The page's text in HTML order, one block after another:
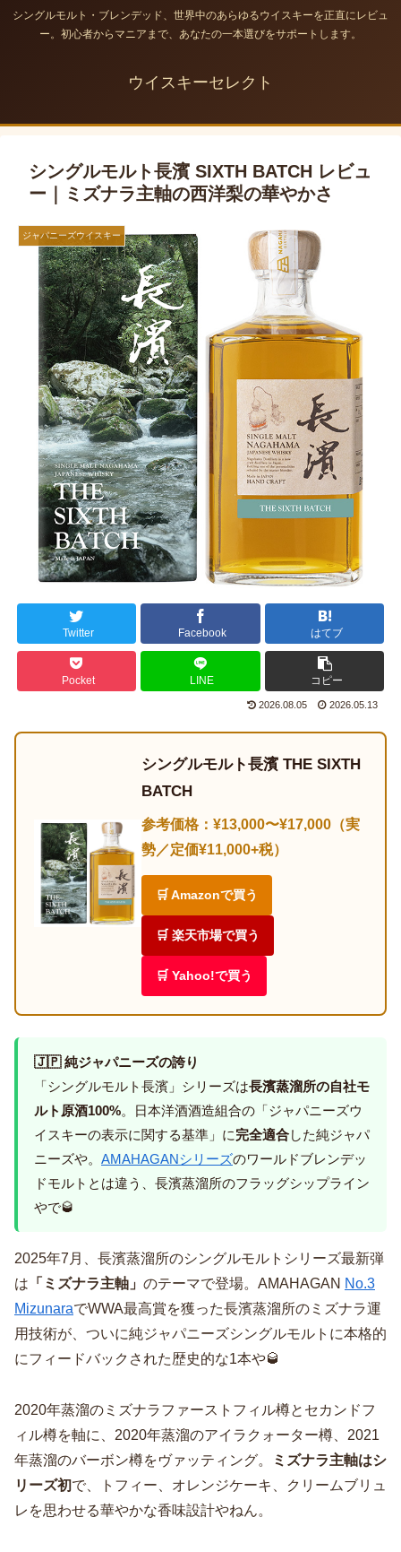
シングルモルト・ブレンデッド、世界中のあらゆるウイスキーを正直にレビュ
ー。初心者からマニアまで、あなたの一本選びをサポートします。
ウイスキーセレクト
シングルモルト長濱 SIXTH BATCH レビュ
ー｜ミズナラ主軸の西洋梨の華やかさ
ジャパニーズウイスキー
Twitter Facebook はてブ
Pocket LINE コピー
2026.08.05 2026.05.13
シングルモルト長濱 THE SIXTH
BATCH
参考価格：¥13,000〜¥17,000（実
勢／定価¥11,000+税）
🛒 Amazonで買う
🛒 楽天市場で買う
🛒 Yahoo!で買う
🇯🇵 純ジャパニーズの誇り
「シングルモルト長濱」シリーズは長濱蒸溜所の自社モ
ルト原酒100%。日本洋酒酒造組合の「ジャパニーズウ
イスキーの表示に関する基準」に完全適合した純ジャパ
ニーズや。 AMAHAGANシリーズのワールドブレンデッ
ドモルトとは違う、長濱蒸溜所のフラッグシップライン
やで🥃
2025年7月、長濱蒸溜所のシングルモルトシリーズ最新弾
は 「ミズナラ主軸」 のテーマで登場。AMAHAGAN No.3
MizunaraでWWA最高賞を獲った長濱蒸溜所のミズナラ運
用技術が、ついに純ジャパニーズシングルモルトに本格的
にフィードバックされた歴史的な1本や🥃
2020年蒸溜のミズナラファーストフィル樽とセカンドフ
ィル樽を軸に、2020年蒸溜のアイラクォーター樽、2021
年蒸溜のバーボン樽をヴァッティング。
ミズナラ主軸はシ
リーズ初で、トフィー、オレンジケーキ、クリームブリュ
レを思わせる華やかな香味設計やねん。